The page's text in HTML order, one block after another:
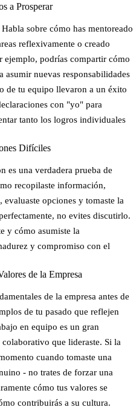
a Prosperar
sobre cómo has mentoreado
reflexivamente o creado
ejemplo, podrías compartir cómo
asumir nuevas responsabilidades
de tu equipo llevaron a un éxito
con "yo" para
tanto los logros individuales
Difíciles
es una verdadera prueba de
recopilaste información,
evaluaste opciones y tomaste la
no evites discutirlo.
y cómo asumiste la
y compromiso con el
de la Empresa
de la empresa antes de
de tu pasado que reflejen
en equipo es un gran
que lideraste. Si la
cuando tomaste una
- no trates de forzar una
cómo tus valores se
contribuirás a su cultura.